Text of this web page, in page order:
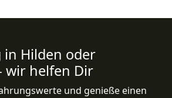
in Hilden oder
wir helfen Dir
und genieße einen